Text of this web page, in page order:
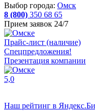
Выбор города: Омск
8 (800) 350 68 65
Прием заявок 24/7
Прайс-лист (наличие)
Спецпредложения!
Презентация компании
5,0
Наш рейтинг в